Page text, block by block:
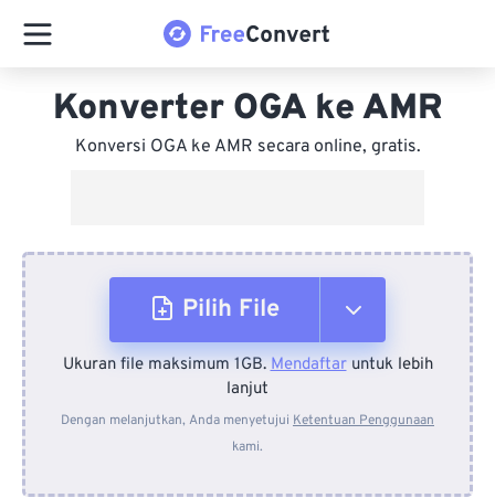
Konverter OGA ke AMR
Konversi OGA ke AMR secara online, gratis.
Pilih File
Dari Perangkat
Dari Dropbox
Ukuran file maksimum 1GB.Mendaftaruntuk lebih
lanjut
Dengan melanjutkan, Anda menyetujui Ketentuan Penggunaan
kami.